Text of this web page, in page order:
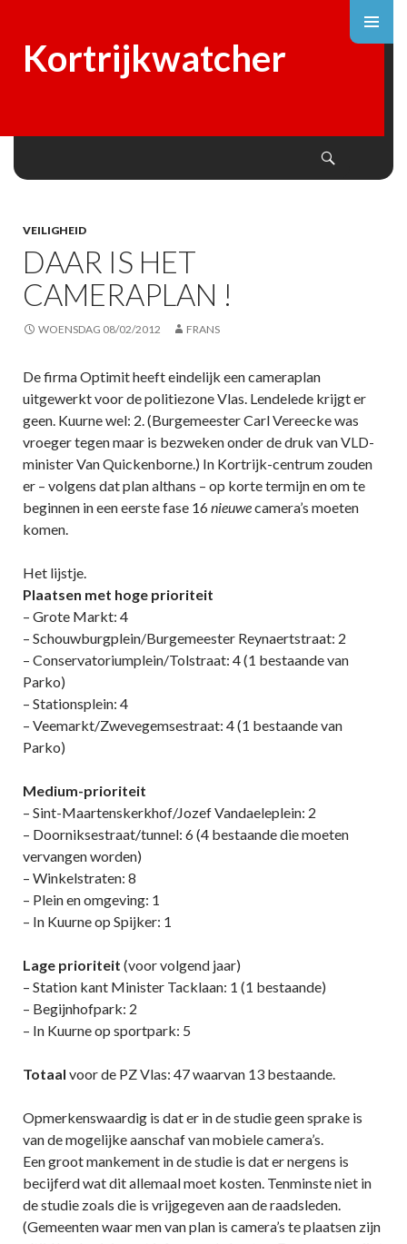
Kortrijkwatcher
VEILIGHEID
DAAR IS HET
CAMERAPLAN !
WOENSDAG 08/02/2012 FRANS
De firma Optimit heeft eindelijk een cameraplan
uitgewerkt voor de politiezone Vlas. Lendelede krijgt er
geen. Kuurne wel: 2. (Burgemeester Carl Vereecke was
vroeger tegen maar is bezweken onder de druk van VLD-
minister Van Quickenborne.) In Kortrijk-centrum zouden
er – volgens dat plan althans – op korte termijn en om te
beginnen in een eerste fase 16nieuwecamera’s moeten
komen.
Het lijstje.
Plaatsen met hoge prioriteit
– Grote Markt: 4
– Schouwburgplein/Burgemeester Reynaertstraat: 2
– Conservatoriumplein/Tolstraat: 4 (1 bestaande van
Parko)
– Stationsplein: 4
– Veemarkt/Zwevegemsestraat: 4 (1 bestaande van
Parko)
Medium-prioriteit
– Sint-Maartenskerkhof/Jozef Vandaeleplein: 2
– Doorniksestraat/tunnel: 6 (4 bestaande die moeten
vervangen worden)
– Winkelstraten: 8
– Plein en omgeving: 1
– In Kuurne op Spijker: 1
Lage prioriteit (voor volgend jaar)
– Station kant Minister Tacklaan: 1 (1 bestaande)
– Begijnhofpark: 2
– In Kuurne op sportpark: 5
Totaal voor de PZ Vlas: 47 waarvan 13 bestaande.
Opmerkenswaardig is dat er in de studie geen sprake is
van de mogelijke aanschaf van mobiele camera’s.
Een groot mankement in de studie is dat er nergens is
becijferd wat dit allemaal moet kosten. Tenminste niet in
de studie zoals die is vrijgegeven aan de raadsleden.
(Gemeenten waar men van plan is camera’s te plaatsen zijn